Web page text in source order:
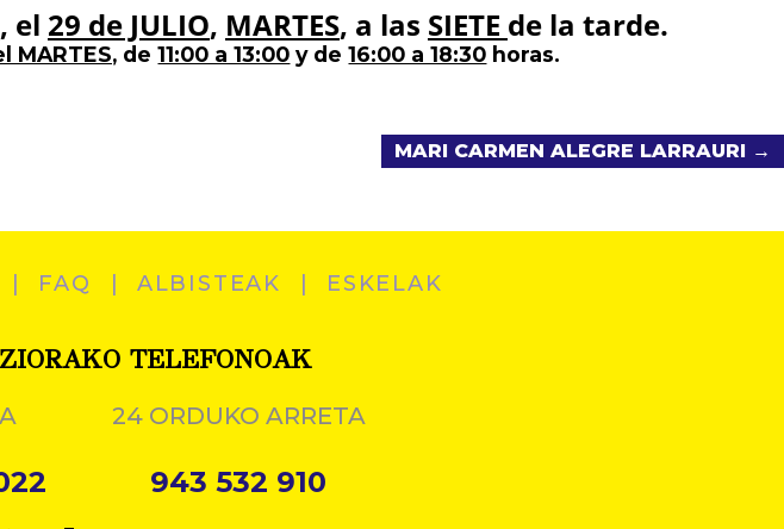
, el 29 de JULIO, MARTES, a las SIETE de la tarde.
MARTES, de11:00 a 13:00 y de16:00 a 18:30 horas.
MARI CARMEN ALEGRE LARRAURI →
FAQ ALBISTEAK ESKELAK
TELEFONOAK
24 ORDUKO ARRETA
943 532 910